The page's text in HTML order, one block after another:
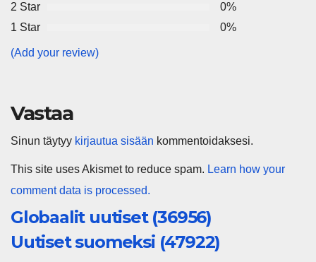
2 Star
0%
1 Star
0%
(Add your review)
Vastaa
Sinun täytyy kirjautua sisään kommentoidaksesi.
This site uses Akismet to reduce spam. Learn how your
comment data is processed.
Globaalit uutiset (36956)
Uutiset suomeksi (47922)